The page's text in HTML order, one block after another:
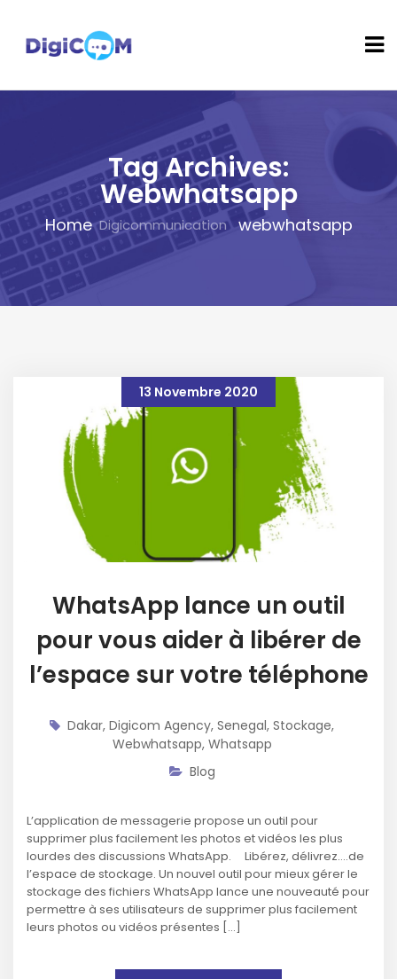
Tag Archives:
Webwhatsapp
Home webwhatsapp
13 Novembre 2020
WhatsApp lance un outil
pour vous aider à libérer de
l’espace sur votre téléphone
Dakar, Digicom Agency, Senegal, Stockage,
Webwhatsapp, Whatsapp
Blog
L’application de messagerie propose un outil pour
supprimer plus facilement les photos et vidéos les plus
lourdes des discussions WhatsApp. Libérez, délivrez….de
l’espace de stockage. Un nouvel outil pour mieux gérer le
stockage des fichiers WhatsApp lance une nouveauté pour
permettre à ses utilisateurs de supprimer plus facilement
leurs photos ou vidéos présentes […]